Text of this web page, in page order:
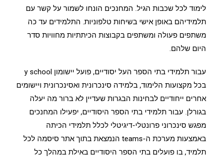
לימוד לכל שכבות הגיל. המחנכים הונחו לשמור על קשר עם
תלמידיהם באופן אישי בשיחות טלפוניות. התלמידים עד כה
משתפים פעולה ומשתפים בקבוצות הכיתתיות מחוויות סדר
היום שלהם.
עבור תלמידי בתי הספר העל יסודיים, פועל יישומון y school
בכל מקצועות הלימוד, בלמידה סינכרונית ואסינכרונית ויישומים
אחרים ייחודיים לבחינות הבגרות שעדיין לא ברור מה יעלה
בגורלן. עבור תלמידי בתי הספר היסודיים, יפעילו המחנכים
מפגש סינכרוני פרונטלי-דיגיטלי לכלל תלמידי הכיתה
באמצעות מערכת ה-teams הנמצאת בתוך אתר סיסמה לכל
תלמיד, בו פועלים בתי הספר היסודיים באילת במהלך כל